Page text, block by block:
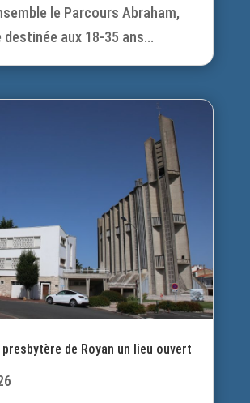
le Parcours Abraham,
destinée aux 18-35 ans...
de Royan un lieu ouvert